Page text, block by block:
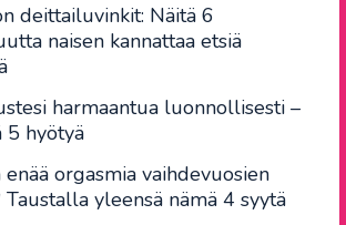
deittailuvinkit: Näitä 6
naisen kannattaa etsiä
harmaantua luonnollisesti –
5 hyötyä
enää orgasmia vaihdevuosien
Taustalla yleensä nämä 4 syytä